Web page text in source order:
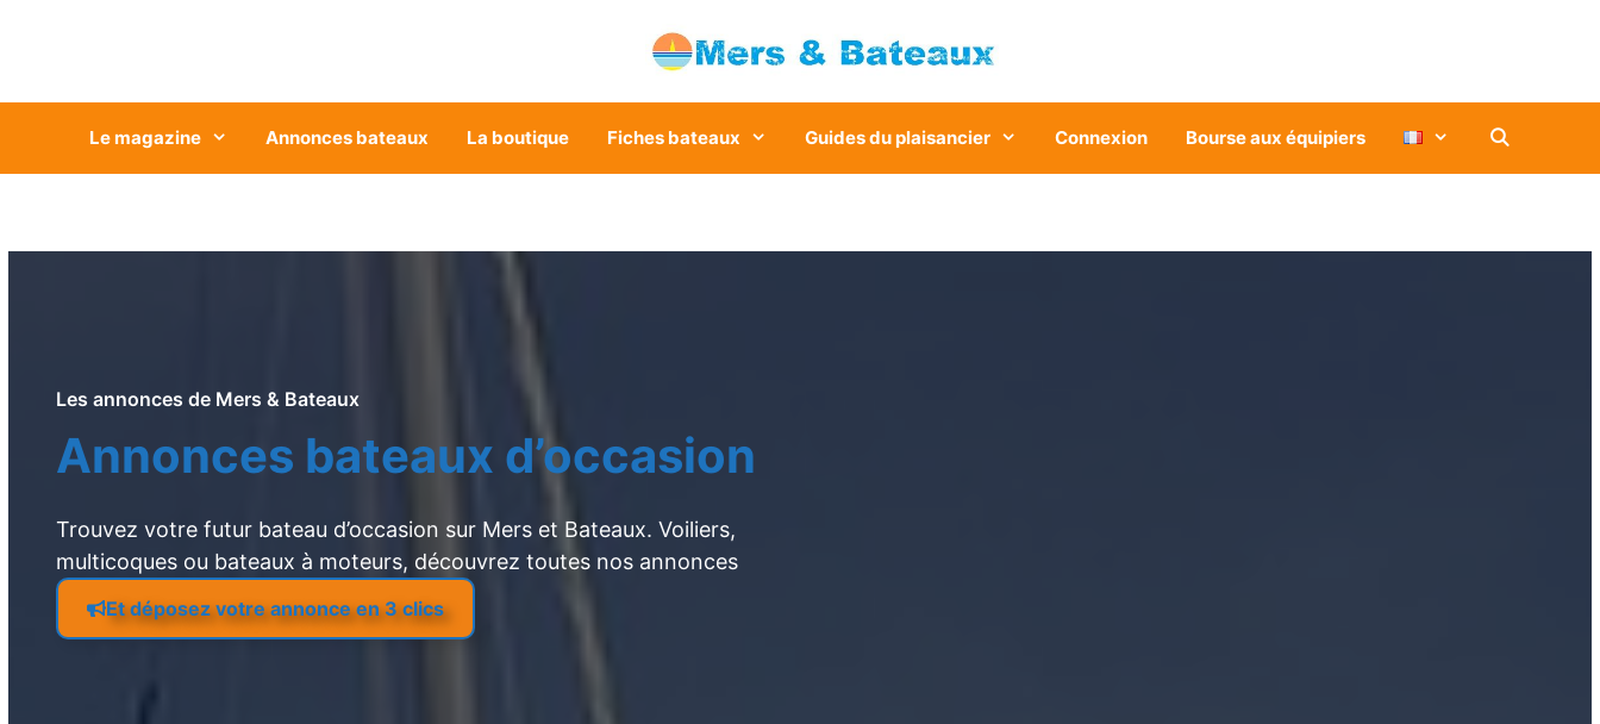
Le magazine Annonces bateaux La boutique Fiches bateaux Guides du plaisancier Connexion Bourse aux équipiers
Les annonces de Mers & Bateaux
Annonces bateaux d’occasion
Trouvez votre futur bateau d’occasion sur Mers et Bateaux. Voiliers,
multicoques ou bateaux à moteurs, découvrez toutes nos annonces
Et déposez votre annonce en 3 clics